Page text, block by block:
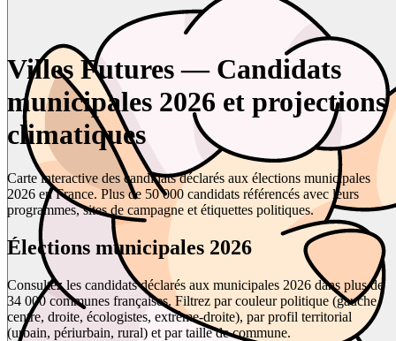
Villes Futures — Candidats
municipales 2026 et projections
climatiques
Carte interactive des candidats déclarés aux élections municipales
2026 en France. Plus de 50 000 candidats référencés avec leurs
programmes, sites de campagne et étiquettes politiques.
Élections municipales 2026
Consultez les candidats déclarés aux municipales 2026 dans plus de
34 000 communes françaises. Filtrez par couleur politique (gauche,
centre, droite, écologistes, extrême-droite), par profil territorial
(urbain, périurbain, rural) et par taille de commune.